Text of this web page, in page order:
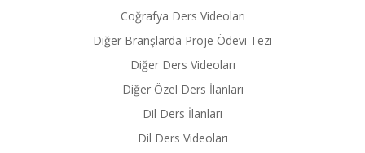
Coğrafya Ders Videoları
Diğer Branşlarda Proje Ödevi Tezi
Diğer Ders Videoları
Diğer Özel Ders İlanları
Dil Ders İlanları
Dil Ders Videoları